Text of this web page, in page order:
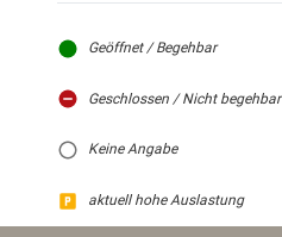
Geöffnet / Begehbar
Geschlossen / Nicht begehbar
Keine Angabe
aktuell hohe Auslastung